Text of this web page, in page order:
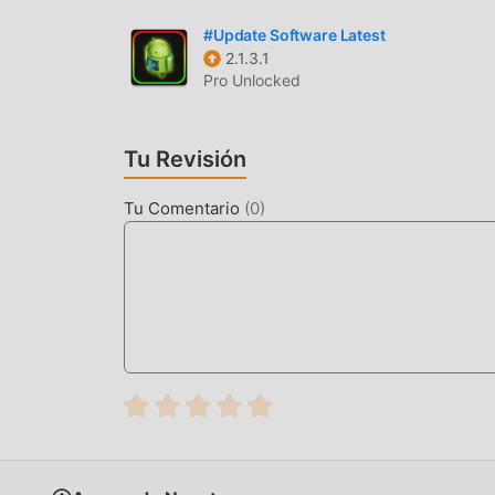
clic, y hay más aplicaciones de mod
#Update Software Latest
2.1.3.1
Pro Unlocked
Tu Revisión
Tu Comentario (0)